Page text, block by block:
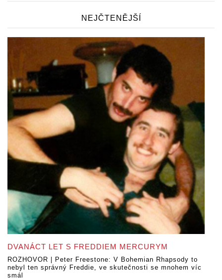
NEJČTENĚJŠÍ
DVANÁCT LET S FREDDIEM MERCURYM
ROZHOVOR | Peter Freestone: V Bohemian Rhapsody to
nebyl ten správný Freddie, ve skutečnosti se mnohem víc
smál